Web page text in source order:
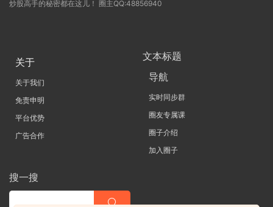
炒股高手的秘密都在这儿！ 圈主QQ:48856940
关于
关于我们
免责申明
平台优势
广告合作
文本标题
导航
实时同步群
圈友专属课
圈子介绍
加入圈子
搜一搜